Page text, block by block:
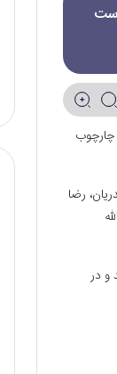
چارچوب
رضا
و در